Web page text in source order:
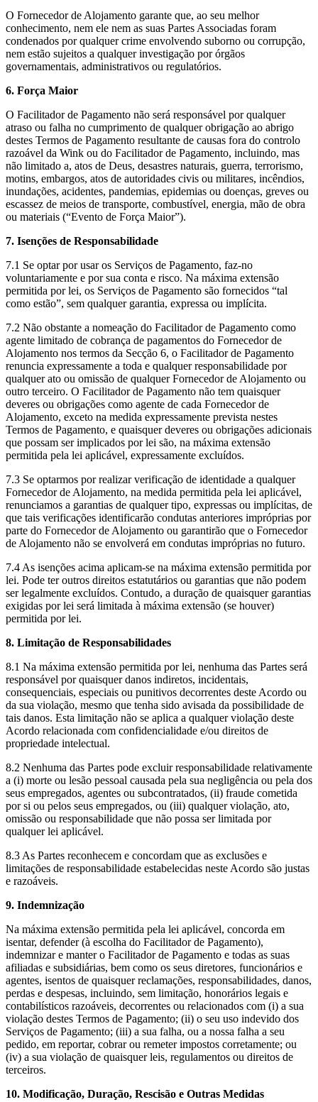
O Fornecedor de Alojamento garante que, ao seu melhor
conhecimento, nem ele nem as suas Partes Associadas foram
condenados por qualquer crime envolvendo suborno ou corrupção,
nem estão sujeitos a qualquer investigação por órgãos
governamentais, administrativos ou regulatórios.
6. Força Maior
O Facilitador de Pagamento não será responsável por qualquer
atraso ou falha no cumprimento de qualquer obrigação ao abrigo
destes Termos de Pagamento resultante de causas fora do controlo
razoável da Wink ou do Facilitador de Pagamento, incluindo, mas
não limitado a, atos de Deus, desastres naturais, guerra, terrorismo,
motins, embargos, atos de autoridades civis ou militares, incêndios,
inundações, acidentes, pandemias, epidemias ou doenças, greves ou
escassez de meios de transporte, combustível, energia, mão de obra
ou materiais (“Evento de Força Maior”).
7. Isenções de Responsabilidade
7.1 Se optar por usar os Serviços de Pagamento, faz-no
voluntariamente e por sua conta e risco. Na máxima extensão
permitida por lei, os Serviços de Pagamento são fornecidos “tal
como estão”, sem qualquer garantia, expressa ou implícita.
7.2 Não obstante a nomeação do Facilitador de Pagamento como
agente limitado de cobrança de pagamentos do Fornecedor de
Alojamento nos termos da Secção 6, o Facilitador de Pagamento
renuncia expressamente a toda e qualquer responsabilidade por
qualquer ato ou omissão de qualquer Fornecedor de Alojamento ou
outro terceiro. O Facilitador de Pagamento não tem quaisquer
deveres ou obrigações como agente de cada Fornecedor de
Alojamento, exceto na medida expressamente prevista nestes
Termos de Pagamento, e quaisquer deveres ou obrigações adicionais
que possam ser implicados por lei são, na máxima extensão
permitida pela lei aplicável, expressamente excluídos.
7.3 Se optarmos por realizar verificação de identidade a qualquer
Fornecedor de Alojamento, na medida permitida pela lei aplicável,
renunciamos a garantias de qualquer tipo, expressas ou implícitas, de
que tais verificações identificarão condutas anteriores impróprias por
parte do Fornecedor de Alojamento ou garantirão que o Fornecedor
de Alojamento não se envolverá em condutas impróprias no futuro.
7.4 As isenções acima aplicam-se na máxima extensão permitida por
lei. Pode ter outros direitos estatutários ou garantias que não podem
ser legalmente excluídos. Contudo, a duração de quaisquer garantias
exigidas por lei será limitada à máxima extensão (se houver)
permitida por lei.
8. Limitação de Responsabilidades
8.1 Na máxima extensão permitida por lei, nenhuma das Partes será
responsável por quaisquer danos indiretos, incidentais,
consequenciais, especiais ou punitivos decorrentes deste Acordo ou
da sua violação, mesmo que tenha sido avisada da possibilidade de
tais danos. Esta limitação não se aplica a qualquer violação deste
Acordo relacionada com confidencialidade e/ou direitos de
propriedade intelectual.
8.2 Nenhuma das Partes pode excluir responsabilidade relativamente
a (i) morte ou lesão pessoal causada pela sua negligência ou pela dos
seus empregados, agentes ou subcontratados, (ii) fraude cometida
por si ou pelos seus empregados, ou (iii) qualquer violação, ato,
omissão ou responsabilidade que não possa ser limitada por
qualquer lei aplicável.
8.3 As Partes reconhecem e concordam que as exclusões e
limitações de responsabilidade estabelecidas neste Acordo são justas
e razoáveis.
9. Indemnização
Na máxima extensão permitida pela lei aplicável, concorda em
isentar, defender (à escolha do Facilitador de Pagamento),
indemnizar e manter o Facilitador de Pagamento e todas as suas
afiliadas e subsidiárias, bem como os seus diretores, funcionários e
agentes, isentos de quaisquer reclamações, responsabilidades, danos,
perdas e despesas, incluindo, sem limitação, honorários legais e
contabilísticos razoáveis, decorrentes ou relacionados com (i) a sua
violação destes Termos de Pagamento; (ii) o seu uso indevido dos
Serviços de Pagamento; (iii) a sua falha, ou a nossa falha a seu
pedido, em reportar, cobrar ou remeter impostos corretamente; ou
(iv) a sua violação de quaisquer leis, regulamentos ou direitos de
terceiros.
10. Modificação, Duração, Rescisão e Outras Medidas